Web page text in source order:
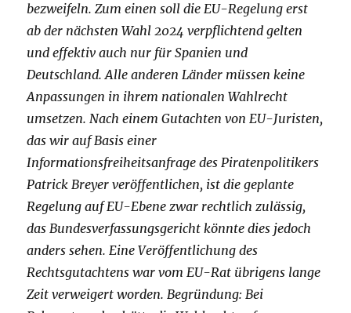
bezweifeln. Zum einen soll die EU-Regelung erst
ab der nächsten Wahl 2024 verpflichtend gelten
und effektiv auch nur für Spanien und
Deutschland. Alle anderen Länder müssen keine
Anpassungen in ihrem nationalen Wahlrecht
umsetzen. Nach einem Gutachten von EU-Juristen,
das wir auf Basis einer
Informationsfreiheitsanfrage des Piratenpolitikers
Patrick Breyer veröffentlichen, ist die geplante
Regelung auf EU-Ebene zwar rechtlich zulässig,
das Bundesverfassungsgericht könnte dies jedoch
anders sehen. Eine Veröffentlichung des
Rechtsgutachtens war vom EU-Rat übrigens lange
Zeit verweigert worden. Begründung: Bei